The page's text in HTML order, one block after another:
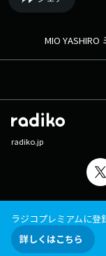
MIO YASHIRO
radiko.jp
ラジコプレミアムに
詳しくはこちら